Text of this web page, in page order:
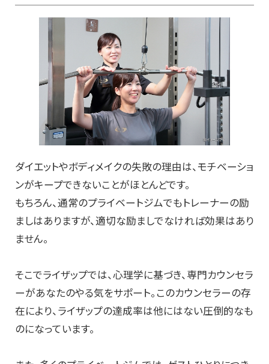
ダイエットやボディメイクの失敗の理由は、モチベーショ
ンがキープできないことがほとんどです。
もちろん、通常のプライベートジムでもトレーナーの励
ましはありますが、適切な励ましでなければ効果はあり
ません。
そこでライザップでは、心理学に基づき、専門カウンセラ
ーがあなたのやる気をサポート。このカウンセラーの存
在により、ライザップの達成率は他にはない圧倒的なも
のになっています。